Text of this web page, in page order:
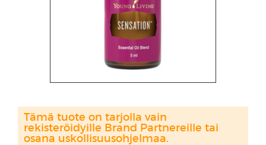
Tämä tuote on tarjolla vain
rekisteröidyille Brand Partnereille tai
osana uskollisuusohjelmaa.